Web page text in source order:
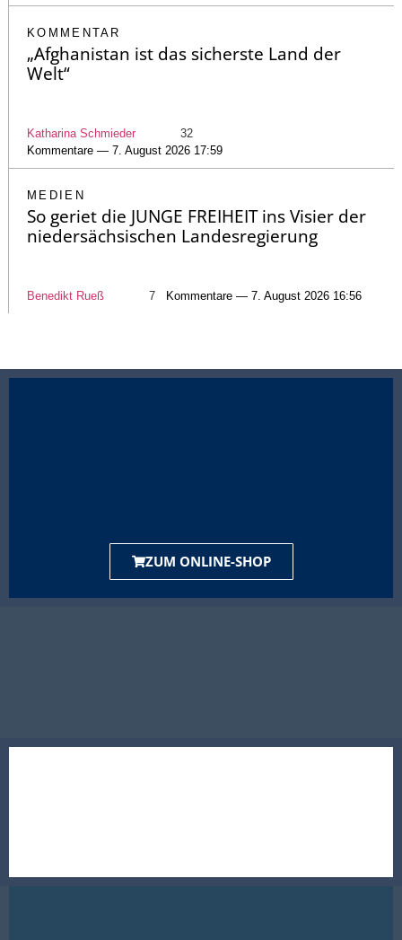
KOMMENTAR
„Afghanistan ist das sicherste Land der
Welt“
Katharina Schmieder
32
Kommentare — 7. August 2026 17:59
MEDIEN
So geriet die JUNGE FREIHEIT ins Visier der
niedersächsischen Landesregierung
Benedikt Rueß 7 Kommentare — 7. August 2026 16:56
ZUM ONLINE-SHOP